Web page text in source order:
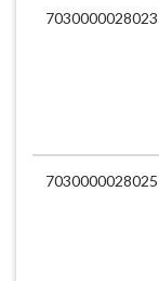
7030000028023
7030000028025